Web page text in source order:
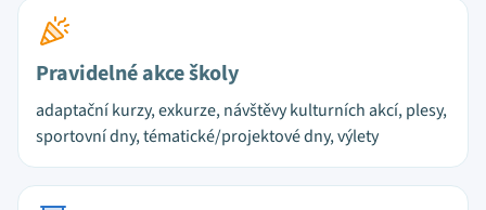
Pravidelné akce školy
adaptační kurzy, exkurze, návštěvy kulturních akcí, plesy,
sportovní dny, tématické/projektové dny, výlety